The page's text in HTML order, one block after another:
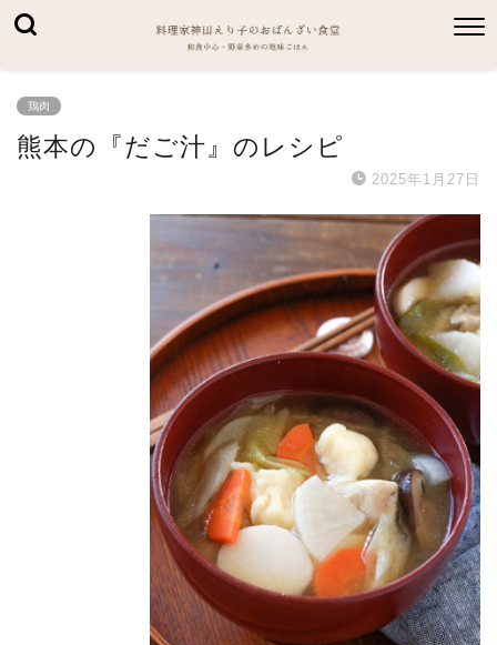
鶏肉
熊本の『だご汁』のレシピ
2025年1月27日